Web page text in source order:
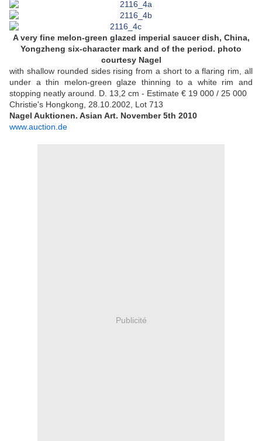
A very fine melon-green glazed imperial saucer dish, China,
Yongzheng six-character mark and of the period. photo
courtesy Nagel
with shallow rounded sides rising from a short to a flaring rim, all
under a thin melon-green glaze thinning to a white rim and
stopping neatly around. D. 13,2 cm - Estimate € 19 000 / 25 000
Christie's Hongkong, 28.10.2002, Lot 713
Nagel Auktionen. Asian Art. November 5th 2010
www.auction.de
Publicité